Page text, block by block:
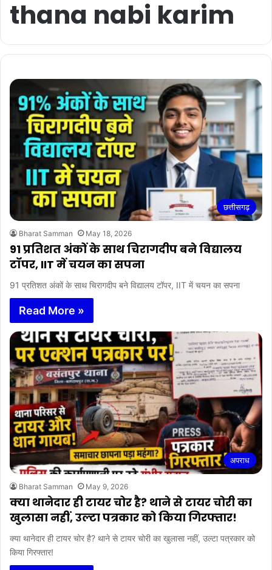
thana nabi karim
छत्तीसगढ़
Bharat Samman May 18, 2026
91 प्रतिशत अंकों के साथ चिरागदीप बने विद्यालय
टॉपर, IIT में चयन का सपना
91 प्रतिशत अंकों के साथ चिरागदीप बने विद्यालय टॉपर, IIT में चयन का सपना
Read More »
अपराध
Bharat Samman May 9, 2026
क्या थानेदार ही टायर चोर है? थाने से टायर चोरी का
खुलासा नहीं, उल्टा पत्रकार को किया गिरफ्तार!
क्या थानेदार ही टायर चोर है? थाने से टायर चोरी का खुलासा नहीं, उल्टा पत्रकार को
किया गिरफ्तार!